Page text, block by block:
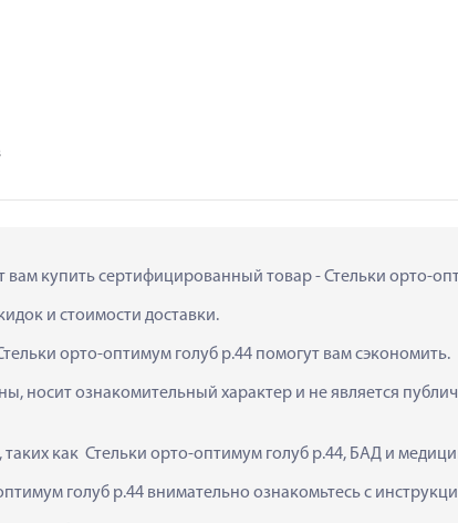
вам купить сертифицированный товар - Стельки орто-
и стоимости доставки.
орто-оптимум голуб р.44 помогут вам сэкономить.
носит ознакомительный характер и не является
как  Стельки орто-оптимум голуб р.44, БАД и
голуб р.44 внимательно ознакомьтесь с